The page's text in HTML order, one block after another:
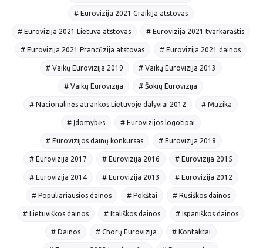
# Eurovizija 2021 Graikija atstovas
# Eurovizija 2021 Lietuva atstovas # Eurovizija 2021 tvarkaraštis
# Eurovizija 2021 Prancūzija atstovas # Eurovizija 2021 dainos
# Vaikų Eurovizija 2019 # Vaikų Eurovizija 2013
# Vaikų Eurovizija # Šokių Eurovizija
# Nacionalinės atrankos Lietuvoje dalyviai 2012 # Muzika
# Įdomybės # Eurovizijos logotipai
# Eurovizijos dainų konkursas # Eurovizija 2018
# Eurovizija 2017 # Eurovizija 2016 # Eurovizija 2015
# Eurovizija 2014 # Eurovizija 2013 # Eurovizija 2012
# Populiariausios dainos # Pokštai # Rusiškos dainos
# Lietuviškos dainos # Itališkos dainos # Ispaniškos dainos
# Dainos # Chorų Eurovizija # Kontaktai